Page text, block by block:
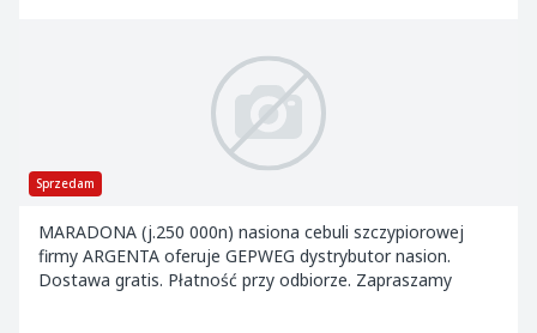
Sprzedam
MARADONA (j.250 000n) nasiona cebuli szczypiorowej
firmy ARGENTA oferuje GEPWEG dystrybutor nasion.
Dostawa gratis. Płatność przy odbiorze. Zapraszamy